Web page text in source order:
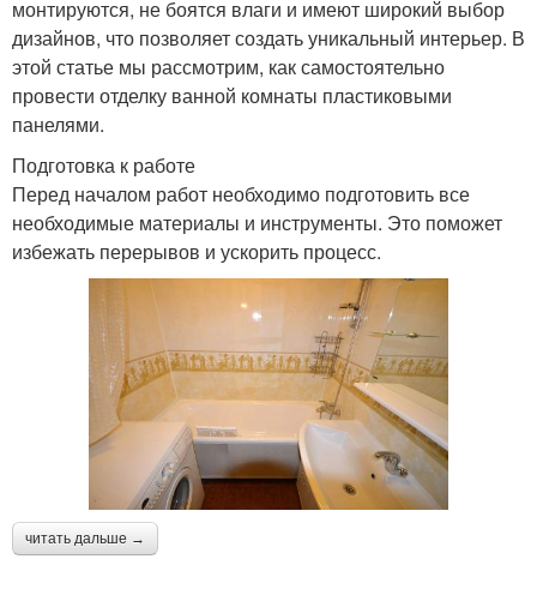
монтируются, не боятся влаги и имеют широкий выбор
дизайнов, что позволяет создать уникальный интерьер. В
этой статье мы рассмотрим, как самостоятельно
провести отделку ванной комнаты пластиковыми
панелями.
Подготовка к работе
Перед началом работ необходимо подготовить все
необходимые материалы и инструменты. Это поможет
избежать перерывов и ускорить процесс.
читать дальше →